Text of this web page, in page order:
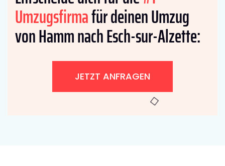
Umzugsfirmafür deinen Umzug
von Hamm nach Esch-sur-Alzette:
JETZT ANFRAGEN